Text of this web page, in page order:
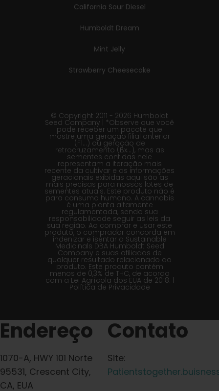
California Sour Diesel
Humboldt Dream
Mint Jelly
Strawberry Cheesecake
© Copyright 2011 - 2026 Humboldt
Seed Company | *Observe que você
pode receber um pacote que
mostre uma geração filial anterior
(F1…) ou geração de
retrocruzamento (Bx…), mas as
sementes contidas nele
representam a iteração mais
recente da cultivar e as informações
geracionais exibidas aqui são as
mais precisas para nossos lotes de
sementes atuais. Este produto não é
para consumo humano. A cannabis
é uma planta altamente
regulamentada, sendo sua
responsabilidade seguir as leis da
sua região. Ao comprar e usar este
produto, o comprador concorda em
indenizar e isentar a Sustainable
Medicinals DBA Humboldt Seed
Company e suas afiliadas de
qualquer resultado relacionado ao
produto. Este produto contém
menos de 0,3% de THC, de acordo
com a Lei Agrícola dos EUA de 2018. |
Política de Privacidade
Endereço
1070-A, HWY 101 Norte
95531, Crescent City,
CA, EUA
Contato
Site: